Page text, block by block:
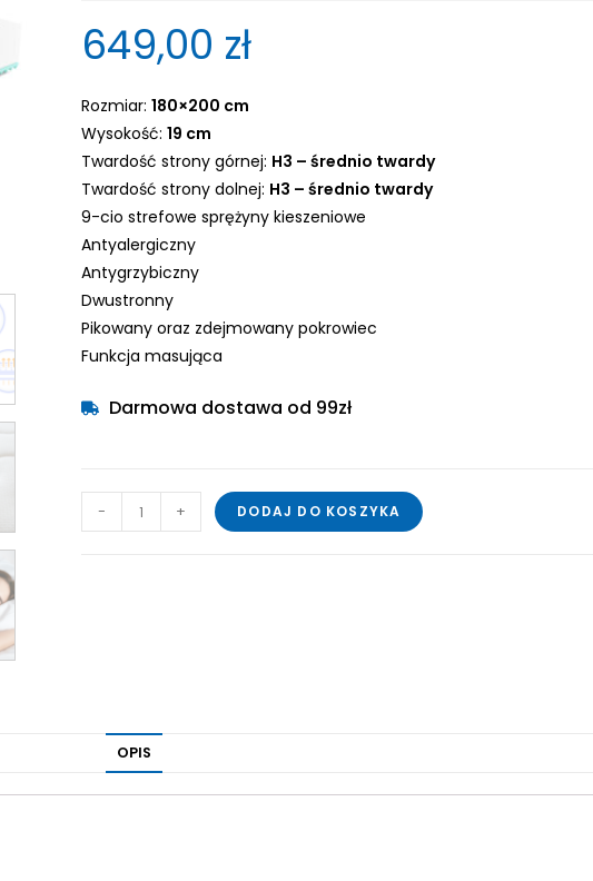
649,00 zł
Rozmiar:180×200 cm
Wysokość:19 cm
Twardość strony górnej: H3 – średnio twardy
Twardość strony dolnej: H3 – średnio twardy
9-cio strefowe sprężyny kieszeniowe
Antyalergiczny
Antygrzybiczny
Dwustronny
Pikowany oraz zdejmowany pokrowiec
Funkcja masująca
Darmowa dostawa od 99zł
- + DODAJ DO KOSZYKA
OPIS